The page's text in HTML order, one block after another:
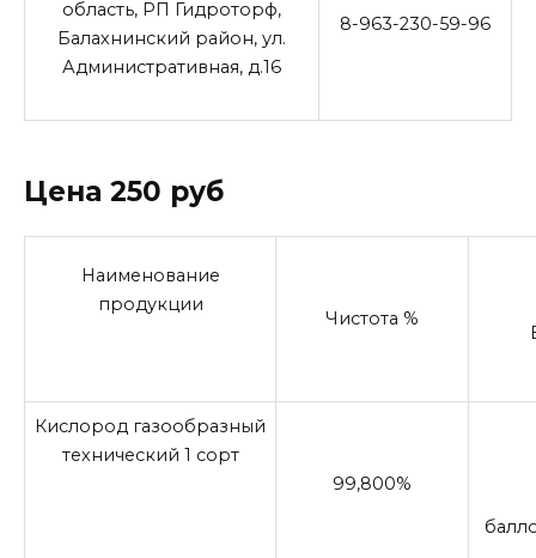
область, РП Гидроторф,
Балахнинский район, ул.
Административная, д.16
8-963-230-59-96
Цена 250 руб
Наименование
продукции
Чистота %
Кислород газообразный
технический 1 сорт
99,800%